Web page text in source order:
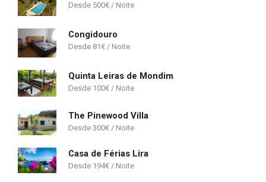
500€
Congidouro
81€
Quinta Leiras de Mondim
100€
The Pinewood Villa
300€
Casa de Férias Lira
194€